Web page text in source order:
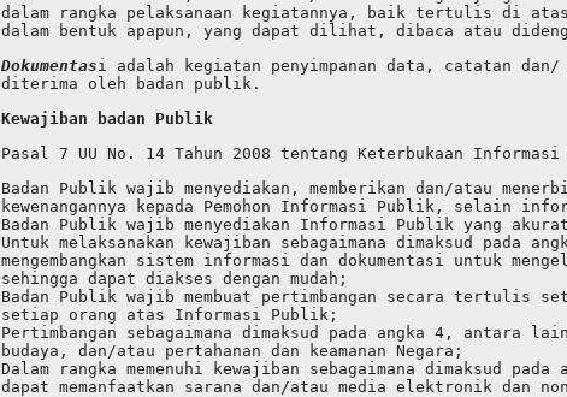
dalam rangka pelaksanaan kegiatannya, baik tertulis di
dalam bentuk apapun, yang dapat dilihat, dibaca atau
Dokumentasi adalah kegiatan penyimpanan data, catatan
diterima oleh badan publik.
Kewajiban badan Publik
Pasal 7 UU No. 14 Tahun 2008 tentang Keterbukaan
Badan Publik wajib menyediakan, memberikan dan/atau
kewenangannya kepada Pemohon Informasi Publik, selain
Badan Publik wajib menyediakan Informasi Publik yang
Untuk melaksanakan kewajiban sebagaimana dimaksud pada
mengembangkan sistem informasi dan dokumentasi untuk
sehingga dapat diakses dengan mudah;
Badan Publik wajib membuat pertimbangan secara tertulis
setiap orang atas Informasi Publik;
Pertimbangan sebagaimana dimaksud pada angka 4, antara
budaya, dan/atau pertahanan dan keamanan Negara;
Dalam rangka memenuhi kewajiban sebagaimana dimaksud
dapat memanfaatkan sarana dan/atau media elektronik dan